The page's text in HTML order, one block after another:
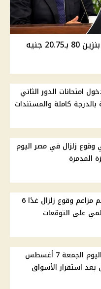
أسعار الوقود في مصر اليوم .. بنزين 80 بـ20.75 جنيه
امتحانات الدور الثاني
بالدرجة كاملة والمستندات
وقوع زلزال في مصر اليوم
المدمرة
البحوث الفلكية تحسم مزاعم وقوع زلزال غدًا 6
على التوقعات
سعر الفراخ البيضاء اليوم الجمعة 7 أغسطس